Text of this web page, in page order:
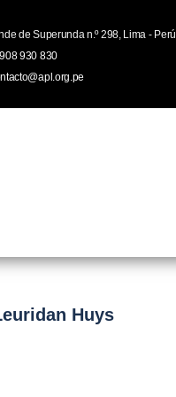
de Superunda n.º 298, Lima - Perú
930 830
Huys